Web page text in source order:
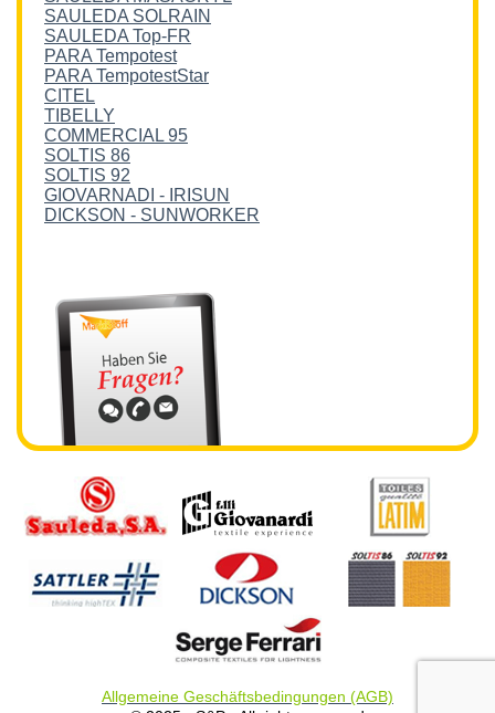
SAULEDA SOLRAIN
SAULEDA Top-FR
PARA Tempotest
PARA TempotestStar
CITEL
TIBELLY
COMMERCIAL 95
SOLTIS 86
SOLTIS 92
GIOVARNADI - IRISUN
DICKSON - SUNWORKER
Allgemeine Geschäftsbedingungen (AGB)